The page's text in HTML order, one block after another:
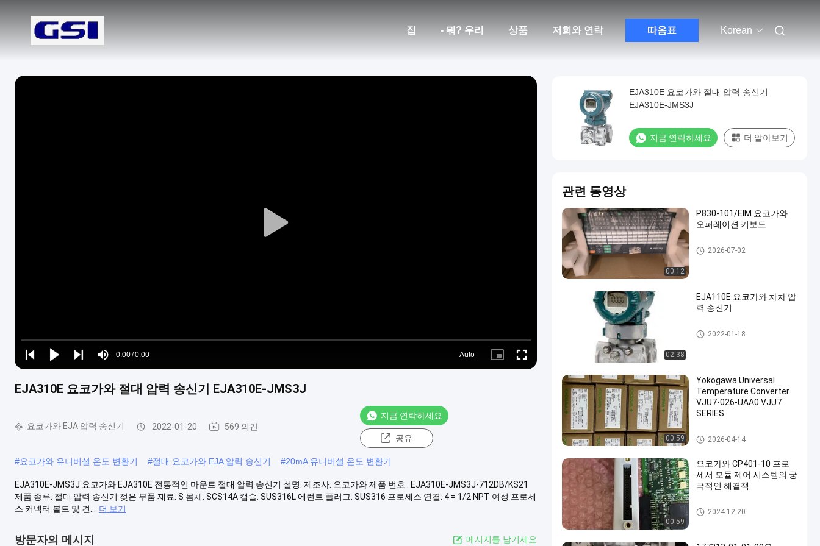
집 - 뭐? 우리 상품 저희와 연락 따옴표 Korean
Play
Play
Play
Play
Mute
Time
0:00/0:00
Loaded:
0%
Auto
Picture- Fullscreen
EJA310E 요코가와 절대 압력 송신기 EJA310E-JMS3J
요코가와 EJA 압력 송신기 2022-01-20 569 의견
지금 연락하세요
공유
#요코가와 유니버설 온도 변환기 #절대 요코가와 EJA 압력 송신기 #20mA 유니버설 온도 변환기
EJA310E-JMS3J 요코가와 EJA310E 전통적인 마운트 절대 압력 송신기 설명: 제조사: 요코가와 제품 번호 : EJA310E-JMS3J-712DB/KS21
제품 종류: 절대 압력 송신기 젖은 부품 재료: S 몸체: SCS14A 캡슐: SUS316L 에런트 플러그: SUS316 프로세스 연결: 4 = 1/2 NPT 여성 프로세
스 커넥터 볼트 및 견...
더 보기
방문자의 메시지 메시지를 남기세요
EJA310E 요코가와 절대 압력 송신기
EJA310E-JMS3J
지금 연락하세요 더 알아보기
관련 동영상
00:12
P830-101/EIM 요코가와
오퍼레이션 키보드
요코가와 EJA 압력 송신기
2026-07-02
02:38
EJA110E 요코가와 차차 압
력 송신기
요코가와 EJA 압력 송신기
2022-01-18
00:59
Yokogawa Universal
Temperature Converter
VJU7-026-UAA0 VJU7
SERIES
요코가와 EJA 압력 송신기
2026-04-14
00:59
요코가와 CP401-10 프로
세서 모듈 제어 시스템의 궁
극적인 해결책
요코가와 EJA 압력 송신기
2024-12-20